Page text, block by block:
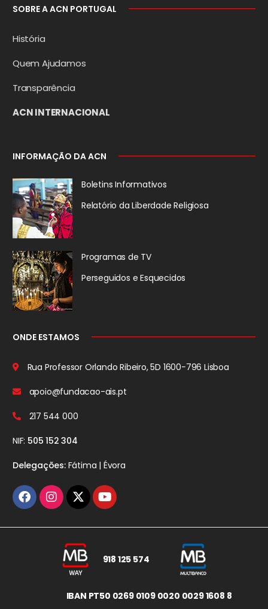
SOBRE A ACN PORTUGAL
História
Quem Ajudamos
Transparência
ACN INTERNACIONAL
INFORMAÇÃO DA ACN
Boletins Informativos
Relatório da Liberdade Religiosa
Programas de TV
Perseguidos e Esquecidos
ONDE ESTAMOS
Rua Professor Orlando Ribeiro, 5D 1600-796 Lisboa
apoio@fundacao-ais.pt
217 544 000
NIF: 505 152 304
Delegações:Fátima | Évora
918 125 574
IBAN PT50 0269 0109 0020 0029 1608 8